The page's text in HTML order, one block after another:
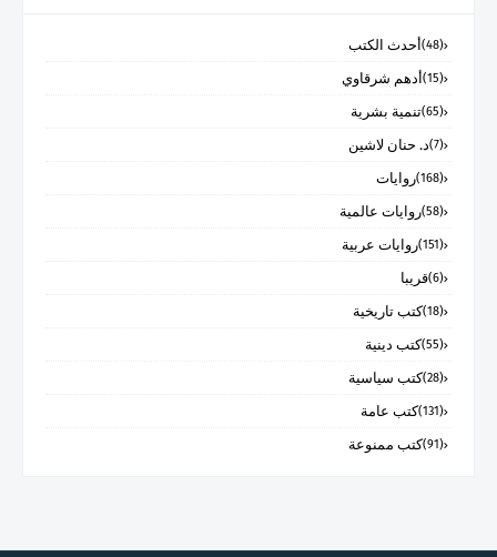
أحدث الكتب (48)
أدهم شرقاوي (15)
تنمية بشرية (65)
د. حنان لاشين (7)
روايات (168)
روايات عالمية (58)
روايات عربية (151)
قريبا (6)
كتب تاريخية (18)
كتب دينية (55)
كتب سياسية (28)
كتب عامة (131)
كتب ممنوعة (91)